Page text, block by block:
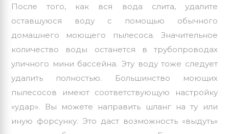
После того, как вся вода слита, удалите
оставшуюся воду с помощью обычного
домашнего моющего пылесоса. Значительное
количество воды останется в трубопроводах
уличного мини бассейна. Эту воду тоже следует
удалить полностью. Большинство моющих
пылесосов имеют соответствующую настройку
«удар». Вы можете направить шланг на ту или
иную форсунку. Это даст возможность «выдуть»